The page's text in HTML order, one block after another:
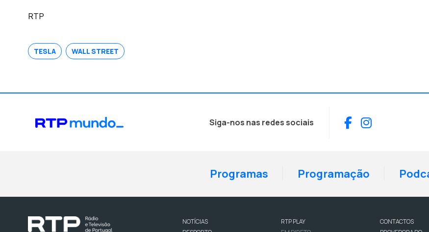
RTP
TESLA WALL STREET
Siga-nos nas redes sociais Facebook
Instagram
Programas Programação
NOTÍCIAS
RTP PLAY
CONTACTOS